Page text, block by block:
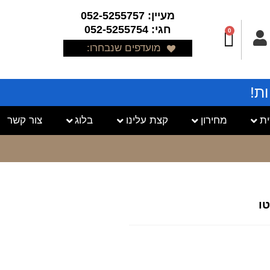
0
מעיין: 052-5255757
חגי: 052-5255754
מועדפים שנבחרו:
מחירון קצת עלינו בלוג צור קשר